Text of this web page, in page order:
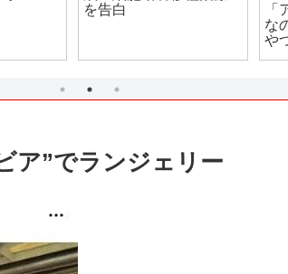
【悲報】テニプリ、ア
ア”でランジェリー